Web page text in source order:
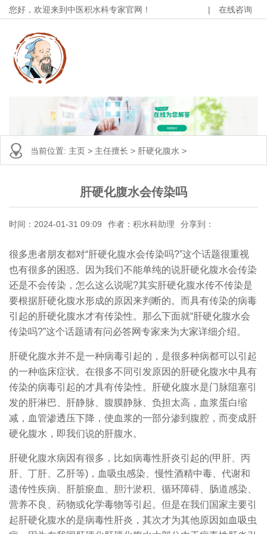
您好，欢迎来到中医积水科专家官网！ | 在线咨询
当前位置: 主页 > 主任擅长 > 肝硬化腹水 >
肝硬化腹水会传染吗
时间：2024-01-31 09:09 作者：积水科助理 分享到：
很多患者朋友都对“肝硬化腹水会传染吗?”这个话题很重视
也有很多的困惑。因为我们不能单纯的说肝硬化腹水会传染
还是不会传染，怎么这么说呢?其实肝硬化腹水传不传染是
要根据肝硬化腹水形成的原因来判断的。而具有传染的病毒
引起的肝硬化腹水才有传染性。那么下面就“肝硬化腹水会
传染吗?”这个话题请有问必答网专家来为大家详细介绍。
肝硬化腹水并不是一种病毒引起的，是很多种病都可以引起
的一种临床症状。在很多不同引发原因的肝硬化腹水中具有
传染的病毒引起的才具有传染性。肝硬化腹水是门脉阻塞引
发的肝淋巴、肝静脉、腹膜静脉、负担太高，血浆蛋白缩
减，血管渗透压下降，使血浆的一部分渗到腹腔，而变成肝
硬化腹水，即我们说的肝腹水。
肝硬化腹水病因有很多，比如病毒性肝炎引起的(甲肝、丙
肝、丁肝、乙肝等)，血吸虫感染、慢性酒精中毒、代谢和
遗传性疾病、肝脏瘀血、胆汁淤积、循环障碍、肠道感染、
营养不良、药物或化学毒物等引起。但是在我们国家主要引
起肝硬化腹水的是病毒性肝炎，其次才为其他原因如血吸虫